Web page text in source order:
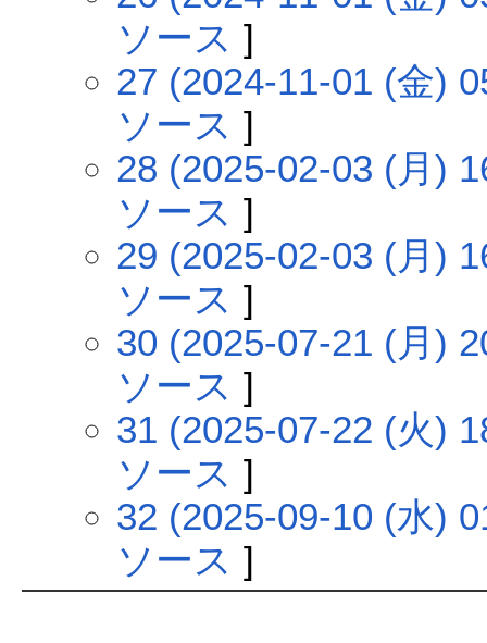
ソース ]
27 (2024-11-01 (金)
ソース ]
28 (2025-02-03 (月)
ソース ]
29 (2025-02-03 (月)
ソース ]
30 (2025-07-21 (月)
ソース ]
31 (2025-07-22 (火)
ソース ]
32 (2025-09-10 (水)
ソース ]